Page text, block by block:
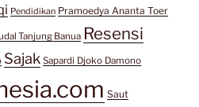
Pendidikan Pramoedya Ananta Toer
Tanjung Banua Resensi
Sajak Sapardi Djoko Damono
Saut